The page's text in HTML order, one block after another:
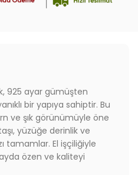
925 ayar gümüşten
bir yapıya sahiptir. Bu
ve şık görünümüyle öne
yüzüğe derinlik ve
tamamlar. El işçiliğiyle
özen ve kaliteyi